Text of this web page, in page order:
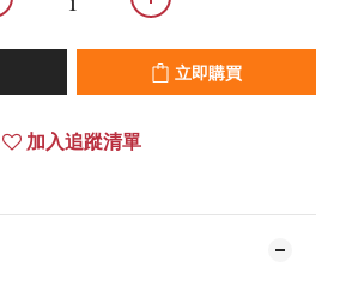
立即購買
加入追蹤清單